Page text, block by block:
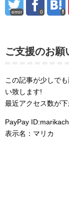
error 0
ご支援のお願
この記事が少しで
い致します!
最近アクセス数が
PayPay
表示名：マリカ